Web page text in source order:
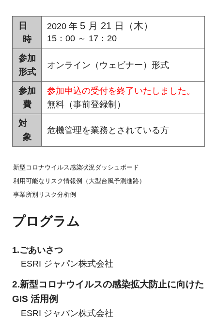
ESRI
ジ
ャ
ン
日
時
2020 年 5 月 21 日（木）
15：00 ～ 17：20
参加
形式
オンライン（ウェビナー）形式
参加
費
参加申込の受付を終了いたしました。
無料（事前登録制）
対
象
危機管理を業務とされている方
新型コロナウイルス感染状況ダッシュボード
利用可能なリスク情報例（大型台風予測進路）
事業所別リスク分析例
プログラム
1.ごあいさつ
ESRI ジャパン株式会社
2.新型コロナウイルスの感染拡大防止に向けた
GIS 活用例
ESRI ジャパン株式会社